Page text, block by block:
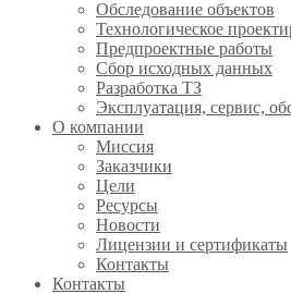
Обследование объектов
Технологическое
Предпроектные работы
Сбор исходных данных
Разработка ТЗ
Эксплуатация, сервис,
О компании
Миссия
Заказчики
Цели
Ресурсы
Новости
Лицензии и сертификаты
Контакты
Контакты